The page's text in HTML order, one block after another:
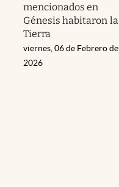
mencionados en
Génesis habitaron la
Tierra
viernes, 06 de Febrero de
2026